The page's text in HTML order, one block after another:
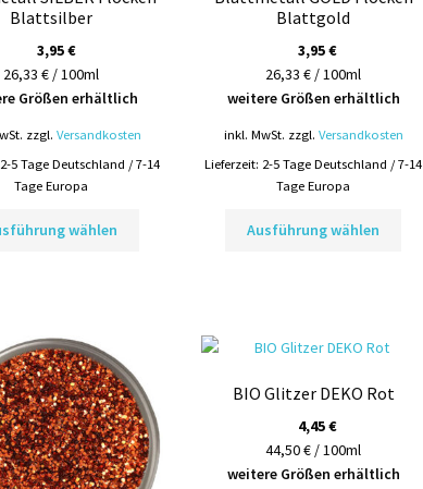
Blattsilber
3,95€
26,33 € / 100ml
Größen erhältlich
zzgl. Versandkosten
2-5 Tage Deutschland / 7-14
Tage Europa
wählen
Optionen
können
auf
der
Produktseite
Blattgold
3,95€
26,33 € / 100ml
weitere Größen erhältlich
inkl. MwSt. zzgl. Versandkosten
Lieferzeit: 2-5 Tage Deutschland / 7-14
Tage Europa
Ausführung wählen
BIO Glitzer DEKO Rot
4,45€
44,50 € / 100ml
weitere Größen erhältlich